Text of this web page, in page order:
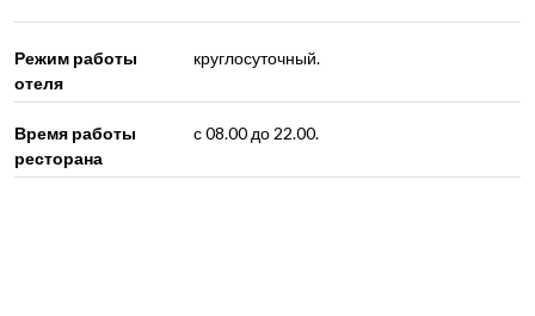
Режим работы
отеля
круглосуточный.
Время работы
ресторана
с 08.00 до 22.00.